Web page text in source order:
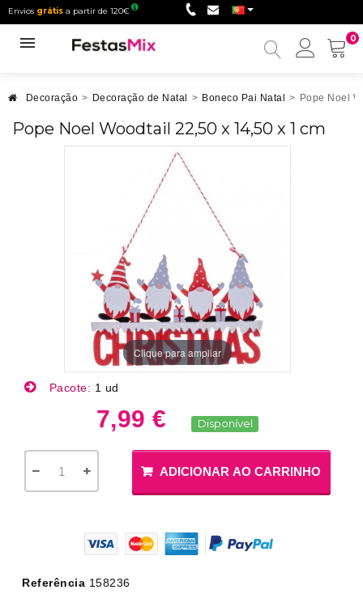
Envios grátis a partir de 120€
0
Minha
Decoração > Decoração de Natal > Boneco Pai Natal > Pope Noel
Pope Noel Woodtail 22,50 x 14,50 x 1 cm
Clique para ampliar
Pacote: 1 ud
7,99 € Disponível
ADICIONAR AO CARRINHO
Referência 158236